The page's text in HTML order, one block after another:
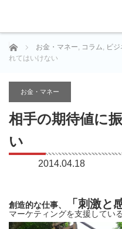
ホーム お金・マネー, コラム, ビ
れてはいけない
お金・マネー
相手の期待値に
い
2014.04.18
創造的な仕事、 「刺激と
マーケティングを支援してい